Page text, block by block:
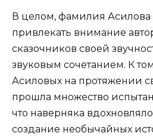
В целом, фамилия Асилова
привлекать внимание
сказочников своей
звуковым сочетанием. К
Асиловых на протяжении
прошла множество
что наверняка
создание необычайных